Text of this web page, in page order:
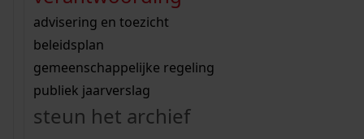
bouwvergunningen
omgevingsvergunningen
vergunningen
beeld en geluid
uitleg nodig?
Wij helpen u op weg met een aantal zoektips.
bekijk alle zoektips
Wij helpen u op weg met een aantal zoektips.
bekijk alle zoektips
bekijk ons geschiedenislokaal
advisering en toezicht
beleidsplan
gemeenschappelijke regeling
publiek jaarverslag
steun het archief
zoektips
Mijn Studiezaal (inloggen)